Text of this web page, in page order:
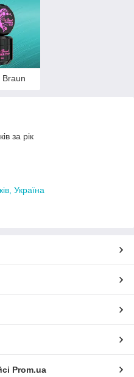
Braun
за рік
Україна
Prom.ua